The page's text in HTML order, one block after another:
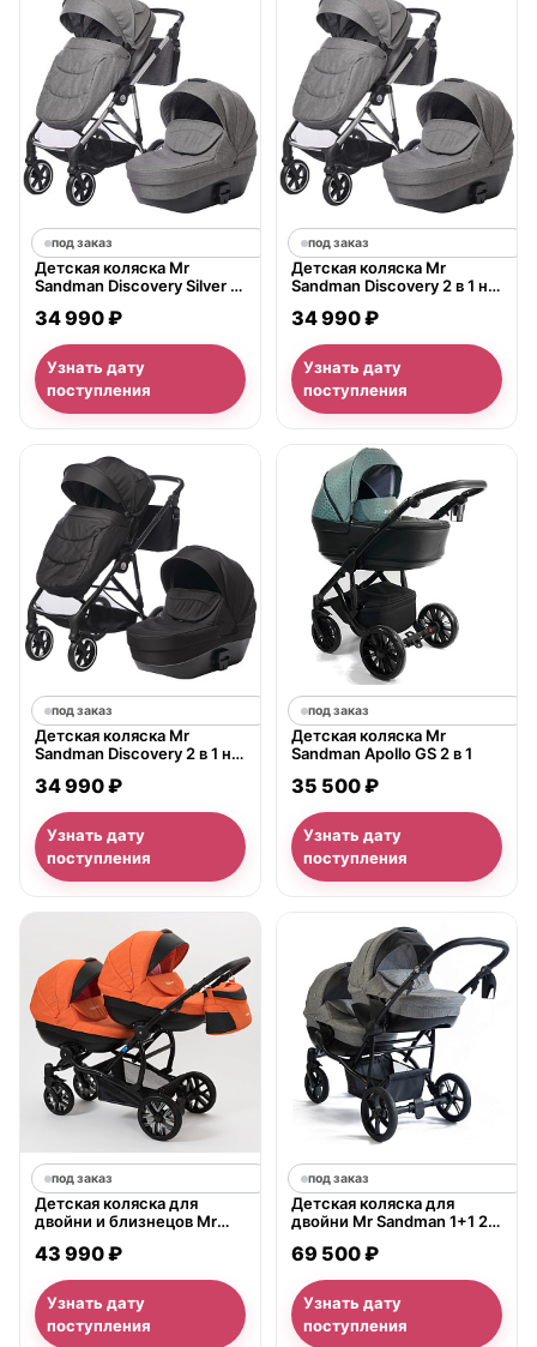
под заказ
Детская коляска Mr
Sandman Discovery Silver 2
34 990 ₽
Узнать дату
поступления
под заказ
Детская коляска Mr
Sandman Discovery 2 в 1 на
34 990 ₽
Узнать дату
поступления
под заказ
Детская коляска Mr
Sandman Discovery 2 в 1 на
34 990 ₽
Узнать дату
поступления
под заказ
Детская коляска Mr
Sandman Apollo GS 2 в 1
35 500 ₽
Узнать дату
поступления
под заказ
Детская коляска для
двойни и близнецов Mr
экокожа
43 990 ₽
Узнать дату
поступления
под заказ
Детская коляска для
двойни Mr Sandman 1+1 2 в
69 500 ₽
Узнать дату
поступления